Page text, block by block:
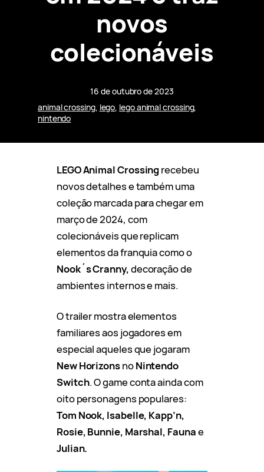
novos
colecionáveis
16 de outubro de 2023
animal crossing, lego, lego animal crossing
nintendo
LEGO Animal Crossingrecebeu
novos detalhes e também uma
coleção marcada para chegar em
março de 2024, com
colecionáveis que replicam
elementos da franquia como o
Nook´s Cranny, decoração de
ambientes internos e mais.
O trailer mostra elementos
familiares aos jogadores em
especial aqueles que jogaram
New HorizonsnoNintendo
Switch. O game conta ainda com
oito personagens populares:
Tom Nook, Isabelle, Kapp’n,
Rosie, Bunnie, Marshal, Faunae
Julian.